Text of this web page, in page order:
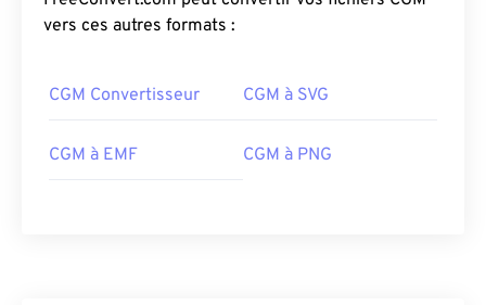
vers ces autres formats :
CGM Convertisseur CGM à SVG
CGM à EMF CGM à PNG